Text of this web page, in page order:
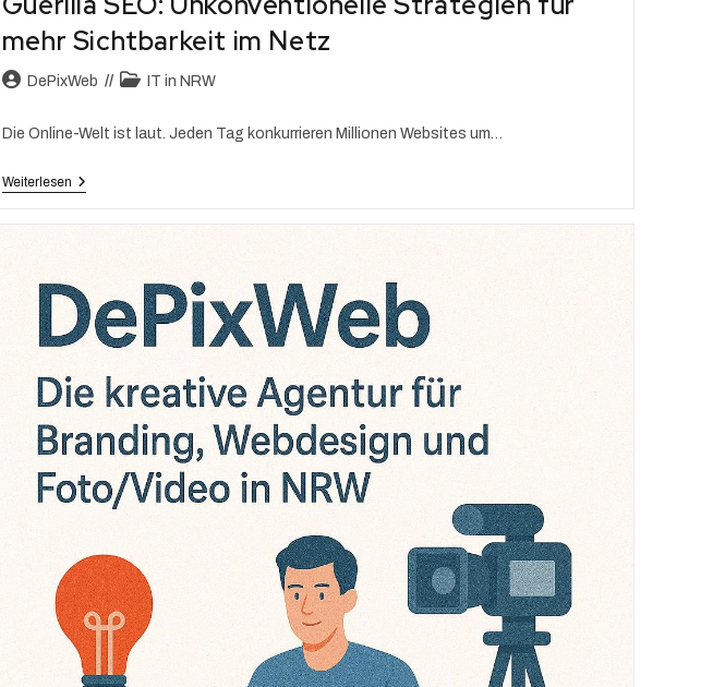
mehr Sichtbarkeit im Netz
DePixWeb IT in NRW
Die Online-Welt ist laut. Jeden Tag konkurrieren Millionen Websites um…
Weiterlesen